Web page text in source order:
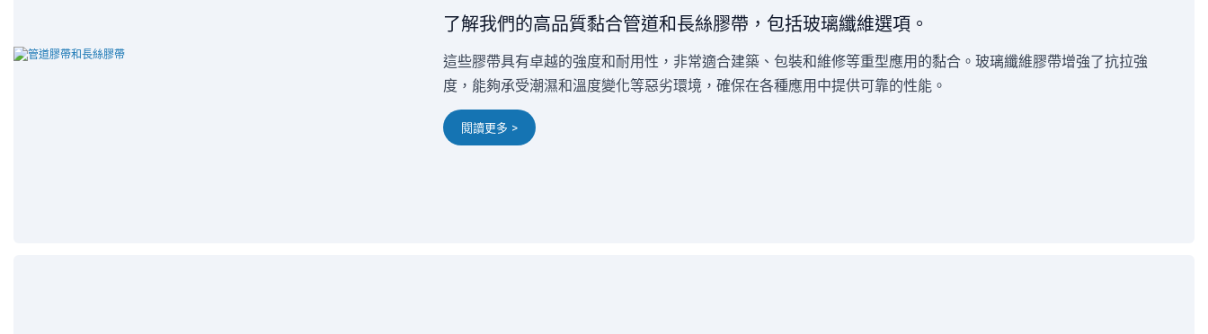
了解我們的高品質黏合管道和長絲膠帶，包括玻璃纖維選項。
這些膠帶具有卓越的強度和耐用性，非常適合建築、包裝和維修等重型應用的黏合。玻璃纖維膠帶增強了抗拉強
度，能夠承受潮濕和溫度變化等惡劣環境，確保在各種應用中提供可靠的性能。
閱讀更多 >